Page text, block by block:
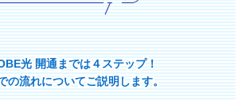
光 開通までは４ステップ！
の流れについてご説明します。